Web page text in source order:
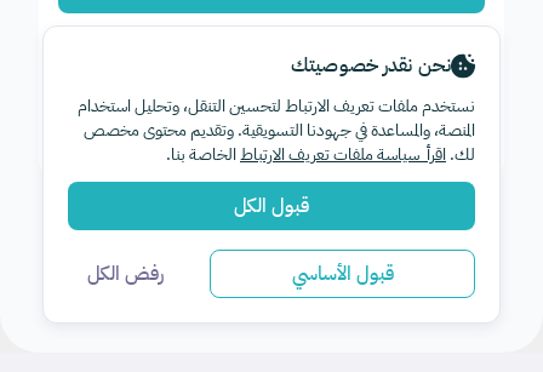
ليس لديك حساب؟ تسجيل حساب جديد
نحن نقدر خصوصيتك
نستخدم ملفات تعريف الارتباط لتحسين التنقل، وتحليل استخدام
المنصة، والمساعدة في جهودنا التسويقية. وتقديم محتوى مخصص
لك. اقرأ سياسة ملفات تعريف الارتباطالخاصة بنا.
قبول الكل
قبول الأساسي رفض الكل